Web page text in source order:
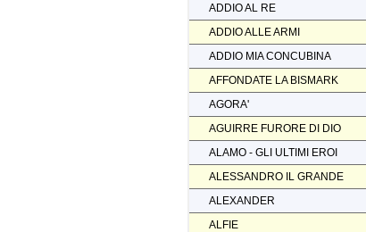
ADDIO AL RE
ADDIO ALLE ARMI
ADDIO MIA CONCUBINA
AFFONDATE LA BISMARK
AGORA'
AGUIRRE FURORE DI DIO
ALAMO - GLI ULTIMI EROI
ALESSANDRO IL GRANDE
ALEXANDER
ALFIE